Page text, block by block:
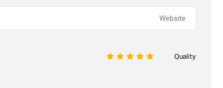
Quality
5
4
3
2